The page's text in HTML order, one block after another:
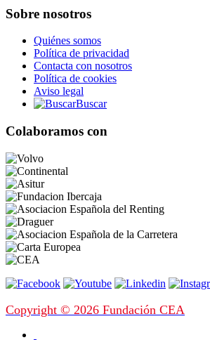
Sobre nosotros
Quiénes somos
Política de privacidad
Contacta con nosotros
Política de cookies
Aviso legal
Buscar
Colaboramos con
Copyright © 2026 Fundación CEA